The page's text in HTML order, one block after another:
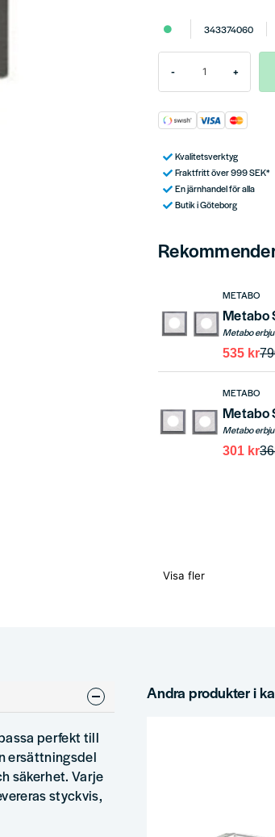
343374060
- +
Kvalitetsverktyg
Fraktfritt över 999 SEK*
En järnhandel för alla
Butik i Göteborg
METABO
Metabo
535 kr
METABO
Metabo
301 kr
Visa fler
perfekt till
ersättningsdel
säkerhet. Varje
styckvis,
Andra produkter i